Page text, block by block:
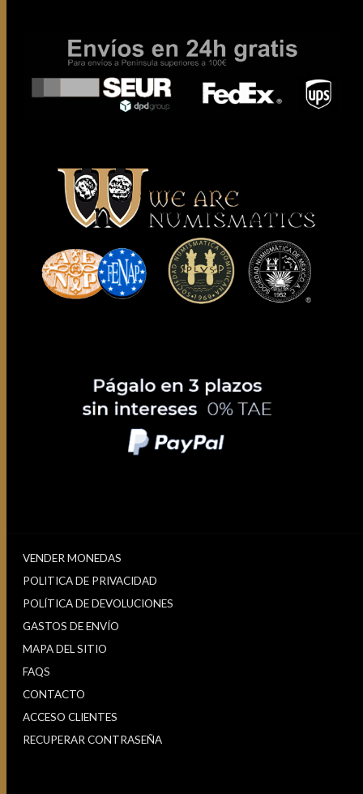
VENDER MONEDAS
POLITICA DE PRIVACIDAD
POLÍTICA DE DEVOLUCIONES
GASTOS DE ENVÍO
MAPA DEL SITIO
FAQS
CONTACTO
ACCESO CLIENTES
RECUPERAR CONTRASEÑA